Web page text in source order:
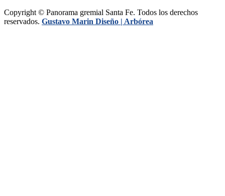
Copyright © Panorama gremial Santa Fe. Todos los derechos
reservados. Gustavo Marin Diseño | Arbórea